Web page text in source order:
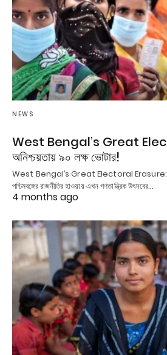
NEWS
West Bengal’s Great
অনিশ্চয়তায় ৯০ লক্ষ ভোটার!
West Bengal’s Great Electoral Erasure:
পশ্চিমবঙ্গের রাজনীতির হাওয়ায় এখন গণতান্ত্রিক উৎসবের…
4 months ago